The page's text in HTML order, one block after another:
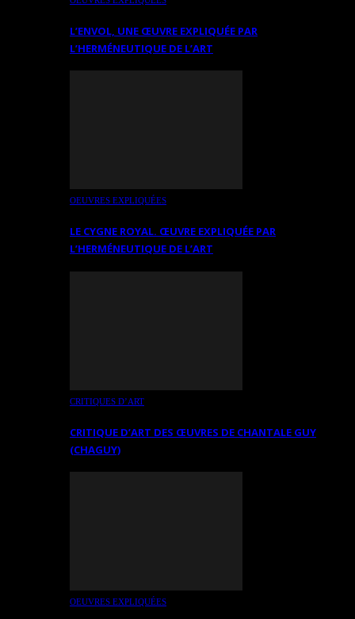
L’ENVOL, UNE ŒUVRE EXPLIQUÉE PAR
L’HERMÉNEUTIQUE DE L’ART
OEUVRES EXPLIQUÉES
LE CYGNE ROYAL. ŒUVRE EXPLIQUÉE PAR
L’HERMÉNEUTIQUE DE L’ART
CRITIQUES D’ART
CRITIQUE D’ART DES ŒUVRES DE CHANTALE GUY
(CHAGUY)
OEUVRES EXPLIQUÉES